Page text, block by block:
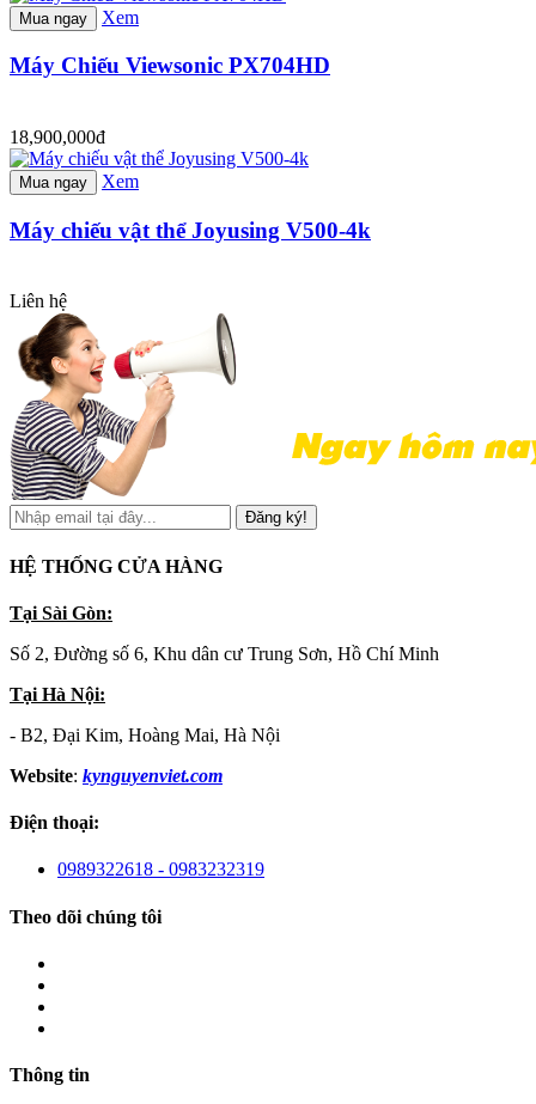
Mua ngay Xem
Máy Chiếu Viewsonic PX704HD
18,900,000đ
Mua ngay Xem
Máy chiếu vật thể Joyusing V500-4k
Liên hệ
Đăng ký!
HỆ THỐNG CỬA HÀNG
Tại Sài Gòn:
Số 2, Đường số 6, Khu dân cư Trung Sơn, Hồ Chí Minh
Tại Hà Nội:
- B2, Đại Kim, Hoàng Mai, Hà Nội
Website: kynguyenviet.com
Điện thoại:
0989322618 - 0983232319
Theo dõi chúng tôi
Thông tin